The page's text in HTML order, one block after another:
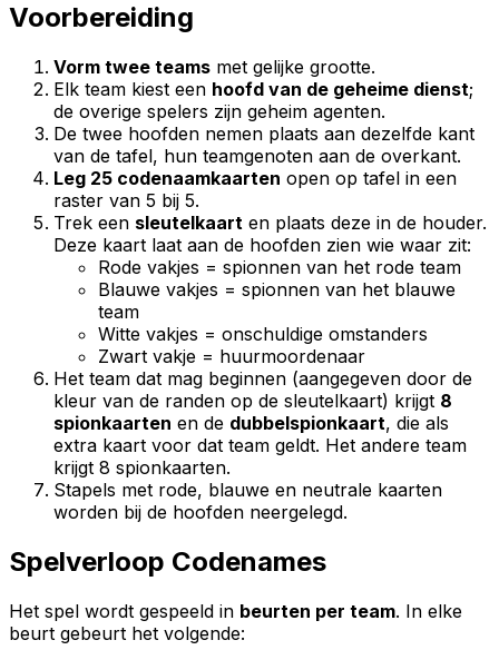
Voorbereiding
Vorm twee teams met gelijke grootte.
Elk team kiest een hoofd van de geheime dienst;
de overige spelers zijn geheim agenten.
De twee hoofden nemen plaats aan dezelfde kant
van de tafel, hun teamgenoten aan de overkant.
Leg 25 codenaamkaarten open op tafel in een
raster van 5 bij 5.
Trek een sleutelkaart en plaats deze in de houder.
Deze kaart laat aan de hoofden zien wie waar zit:
Rode vakjes = spionnen van het rode team
Blauwe vakjes = spionnen van het blauwe
team
Witte vakjes = onschuldige omstanders
Zwart vakje = huurmoordenaar
Het team dat mag beginnen (aangegeven door de
kleur van de randen op de sleutelkaart) krijgt 8
spionkaarten en de dubbelspionkaart, die als
extra kaart voor dat team geldt. Het andere team
krijgt 8 spionkaarten.
Stapels met rode, blauwe en neutrale kaarten
worden bij de hoofden neergelegd.
Spelverloop Codenames
Het spel wordt gespeeld in beurten per team. In elke
beurt gebeurt het volgende: